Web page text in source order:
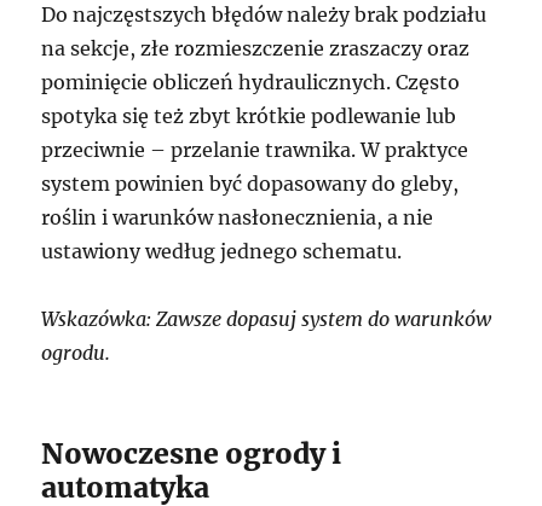
Do najczęstszych błędów należy brak podziału
na sekcje, złe rozmieszczenie zraszaczy oraz
pominięcie obliczeń hydraulicznych. Często
spotyka się też zbyt krótkie podlewanie lub
przeciwnie – przelanie trawnika. W praktyce
system powinien być dopasowany do gleby,
roślin i warunków nasłonecznienia, a nie
ustawiony według jednego schematu.
Wskazówka: Zawsze dopasuj system do warunków
ogrodu.
Nowoczesne ogrody i
automatyka